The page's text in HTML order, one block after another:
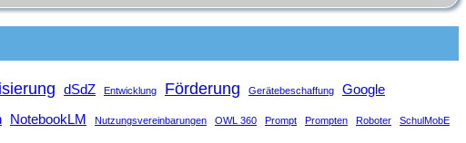
dSdZ Entwicklung Förderung Gerätebeschaffung Google
NotebookLM Nutzungsvereinbarungen OWL 360 Prompt Prompten Roboter SchulMobE